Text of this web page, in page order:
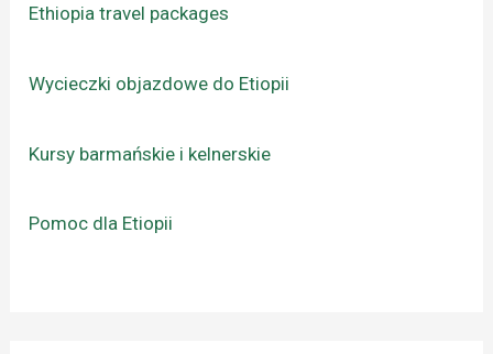
Ethiopia travel packages
Wycieczki objazdowe do Etiopii
Kursy barmańskie i kelnerskie
Pomoc dla Etiopii